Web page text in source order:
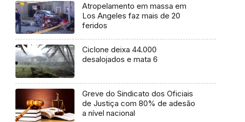
Atropelamento em massa em
Los Angeles faz mais de 20
feridos
Ciclone deixa 44.000
desalojados e mata 6
Greve do Sindicato dos Oficiais
de Justiça com 80% de adesão
a nível nacional